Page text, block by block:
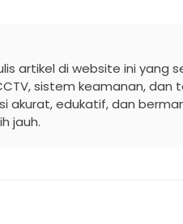
artikel di website ini yang
sistem keamanan, dan
akurat, edukatif, dan
jauh.